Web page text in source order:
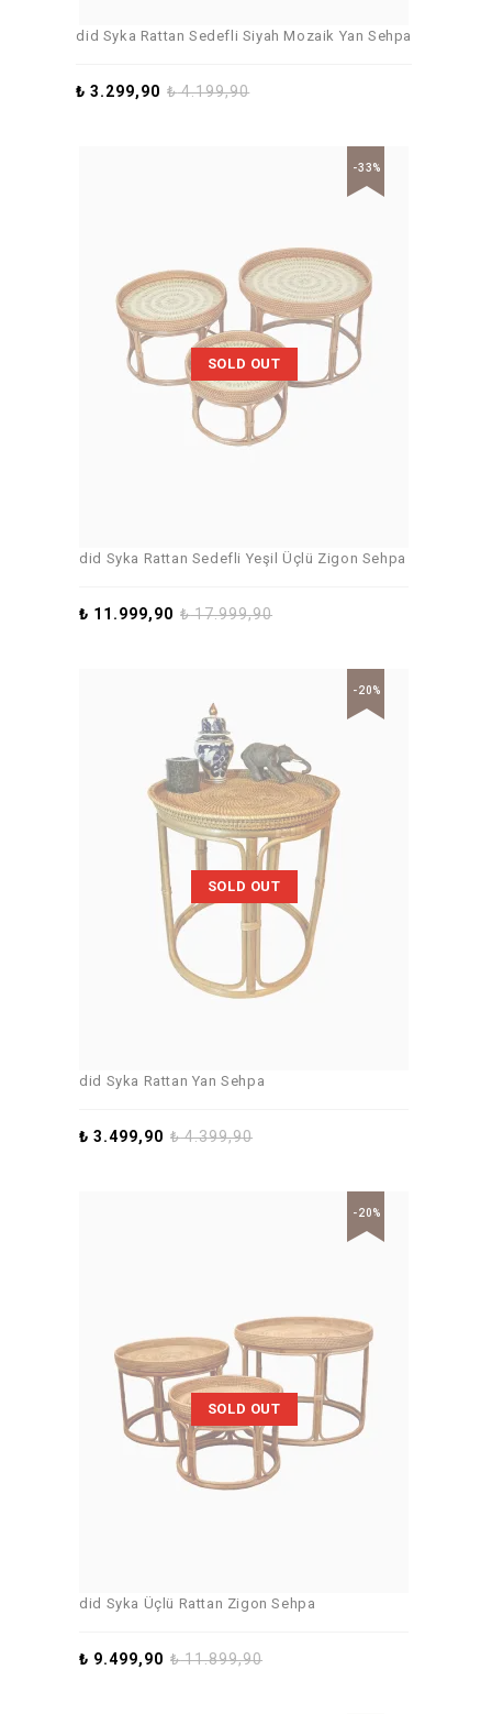
did Syka Rattan Sedefli Siyah Mozaik Yan Sehpa
₺4.199,90
₺ 3.299,90
SOLD OUT
-33%
did Syka Rattan Sedefli Yeşil Üçlü Zigon Sehpa
₺17.999,90
₺ 11.999,90
SOLD OUT
-20%
did Syka Rattan Yan Sehpa
₺4.399,90
₺ 3.499,90
SOLD OUT
-20%
did Syka Üçlü Rattan Zigon Sehpa
₺11.899,90
₺ 9.499,90